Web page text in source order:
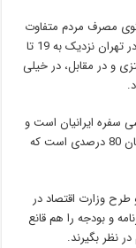
مصرف مردم متفاوت
است با برخی دیگر از نقاط شاید فرق بکند، کما اینکه در تهران نزدیک به 19 تا
و در مقابل، در خیلی
سفره ایرانیان است و
دولت خودش را مکلف به پاسداشت آن می داند، همان 80 درصدی است که
طرح وزارت اقتصاد در
و بودجه را هم قانع
نظر بگیرند.